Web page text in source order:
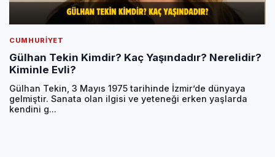
CUMHURIYET
Gülhan Tekin Kimdir? Kaç Yaşındadır? Nerelidir?
Kiminle Evli?
Gülhan Tekin, 3 Mayıs 1975 tarihinde İzmir’de dünyaya
gelmiştir. Sanata olan ilgisi ve yeteneği erken yaşlarda
kendini g...